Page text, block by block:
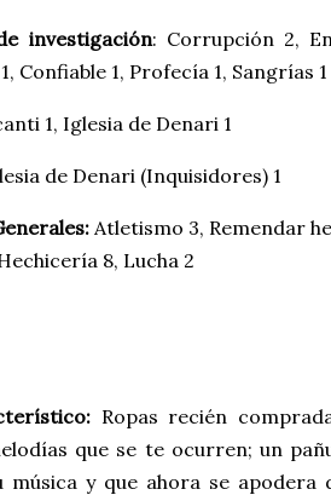
investigación: Corrupción 2,
Confiable 1, Profecía 1, Sangrías 1
1, Iglesia de Denari 1
de Denari (Inquisidores) 1
Atletismo 3, Remendar
8, Lucha 2
Ropas recién
que se te ocurren; un
música y que ahora se apodera